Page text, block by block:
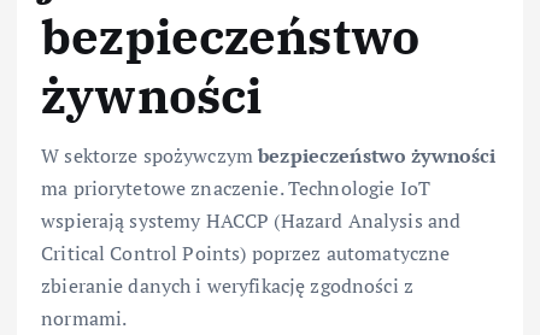
bezpieczeństwo
żywności
W sektorze spożywczymbezpieczeństwo żywności
ma priorytetowe znaczenie. Technologie IoT
wspierają systemy HACCP (Hazard Analysis and
Critical Control Points) poprzez automatyczne
zbieranie danych i weryfikację zgodności z
normami.